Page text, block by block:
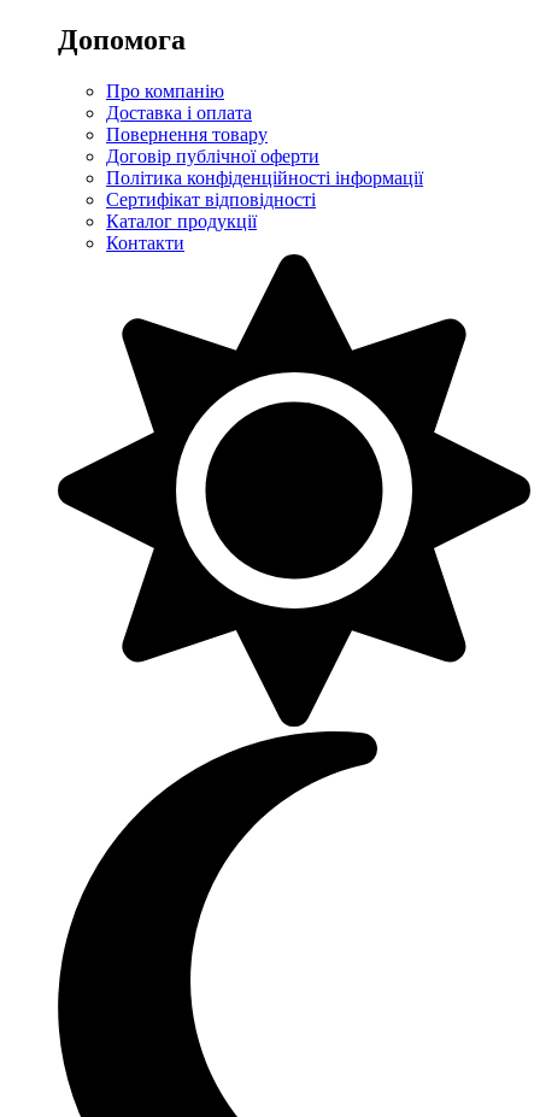
Допомога
Про компанію
Доставка і оплата
Повернення товару
Договір публічної оферти
Політика конфіденційності інформації
Сертифікат відповідності
Каталог продукції
Контакти